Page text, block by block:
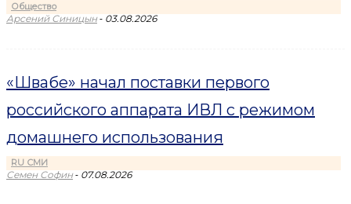
Общество
Арсений Синицын - 03.08.2026
«Швабе» начал поставки первого
российского аппарата ИВЛ с режимом
домашнего использования
RU СМИ
Семен Софин - 07.08.2026